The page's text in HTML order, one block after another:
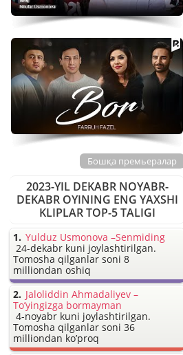
Бошқа премьералар
2023-YIL DEKABR NOYABR-
DEKABR OYINING ENG YAXSHI
KLIPLAR TOP-5 TALIGI
Yulduz Usmonova –Senmiding
24-dekabr kuni joylashtirilgan.
Tomosha qilganlar soni 8
milliondan oshiq
Jaloliddin Ahmadaliyev –
To’yingizga bormayman
4-noyabr kuni joylashtirilgan.
Tomosha qilganlar soni 36
milliondan ko’proq